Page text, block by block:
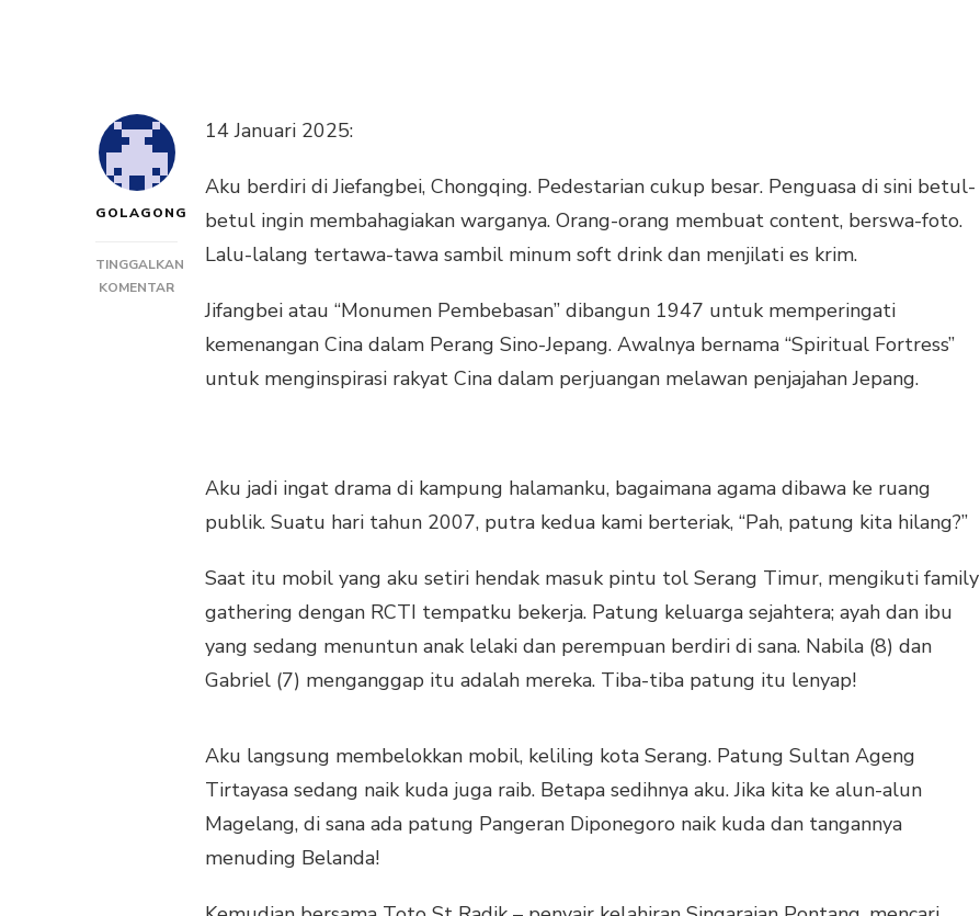
GOLAGONG
TINGGALKAN
KOMENTARPADA
ANTARA
KAMPUNGKU
14 Januari 2025:
Aku berdiri di Jiefangbei, Chongqing. Pedestarian cukup besar. Penguasa di sini betul-
betul ingin membahagiakan warganya. Orang-orang membuat content, berswa-foto.
Lalu-lalang tertawa-tawa sambil minum soft drink dan menjilati es krim.
Jifangbei atau “Monumen Pembebasan” dibangun 1947 untuk memperingati
kemenangan Cina dalam Perang Sino-Jepang. Awalnya bernama “Spiritual Fortress”
untuk menginspirasi rakyat Cina dalam perjuangan melawan penjajahan Jepang.
Aku jadi ingat drama di kampung halamanku, bagaimana agama dibawa ke ruang
publik. Suatu hari tahun 2007, putra kedua kami berteriak, “Pah, patung kita hilang?”
Saat itu mobil yang aku setiri hendak masuk pintu tol Serang Timur, mengikuti family
gathering dengan RCTI tempatku bekerja. Patung keluarga sejahtera; ayah dan ibu
yang sedang menuntun anak lelaki dan perempuan berdiri di sana. Nabila (8) dan
Gabriel (7) menganggap itu adalah mereka. Tiba-tiba patung itu lenyap!
Aku langsung membelokkan mobil, keliling kota Serang. Patung Sultan Ageng
Tirtayasa sedang naik kuda juga raib. Betapa sedihnya aku. Jika kita ke alun-alun
Magelang, di sana ada patung Pangeran Diponegoro naik kuda dan tangannya
menuding Belanda!